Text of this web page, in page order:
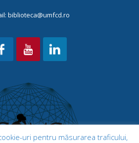
biblioteca@umfcd.ro
uri pentru măsurarea traficului,